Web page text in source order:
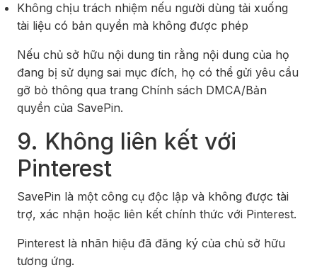
Không chịu trách nhiệm nếu người dùng tải xuống
tài liệu có bản quyền mà không được phép
Nếu chủ sở hữu nội dung tin rằng nội dung của họ
đang bị sử dụng sai mục đích, họ có thể gửi yêu cầu
gỡ bỏ thông qua trang Chính sách DMCA/Bản
quyền của SavePin.
9. Không liên kết với
Pinterest
SavePin là một công cụ độc lập và không được tài
trợ, xác nhận hoặc liên kết chính thức với Pinterest.
Pinterest là nhãn hiệu đã đăng ký của chủ sở hữu
tương ứng.